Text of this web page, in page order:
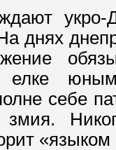
днях
юным
себе